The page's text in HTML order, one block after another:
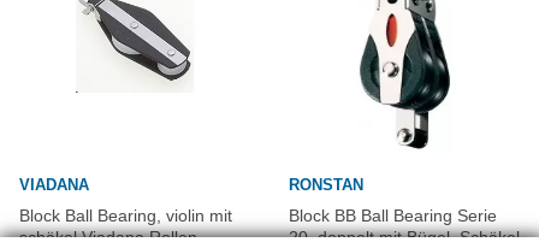
VIADANA
Block Ball Bearing, violin mit
schäkel Viadana Rollen
RONSTAN
Block BB Ball Bearing Serie
20, doppelt mit Bügel, Schäkel